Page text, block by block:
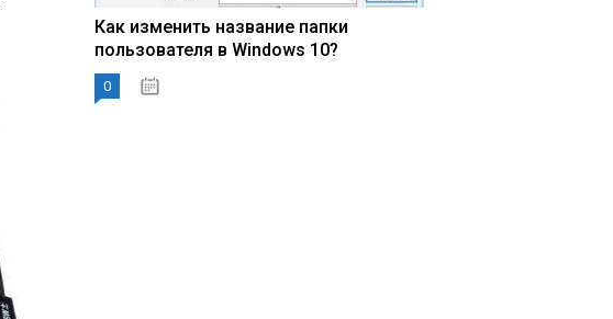
Как изменить название папки
пользователя в Windows 10?
0